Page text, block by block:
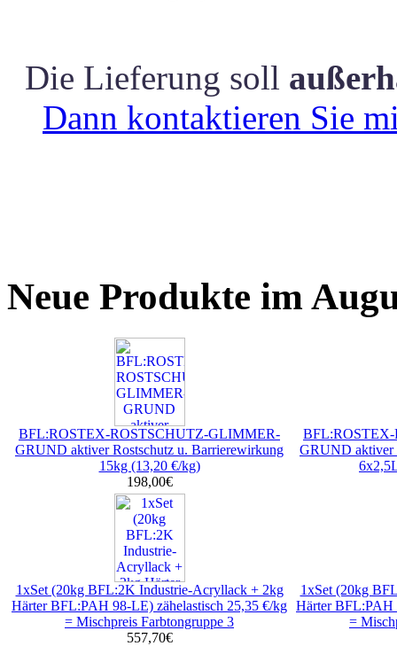
Die Lieferung soll
Dann kontaktieren Sie
Neue Produkte im
BFL:ROSTEX-ROSTSCHUTZ-GLIMMER-
GRUND aktiver Rostschutz u. Barrierewirkung
15kg (13,20 €/kg)
198,00€
GRUND aktiver
1xSet (20kg BFL:2K Industrie-Acryllack + 2kg
Härter BFL:PAH 98-LE) zähelastisch 25,35 €/kg
= Mischpreis Farbtongruppe 3
557,70€
1xSet (20kg
Härter BFL:PAH
=